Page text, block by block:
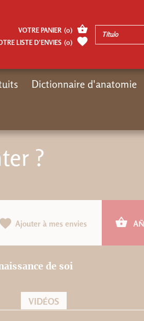
?
Ajouter à mes envies
de soi
VIDÉOS
VOTRE PANIER (0)
LISTE D’ENVIES (0)
Dictionnaire d'anatomie